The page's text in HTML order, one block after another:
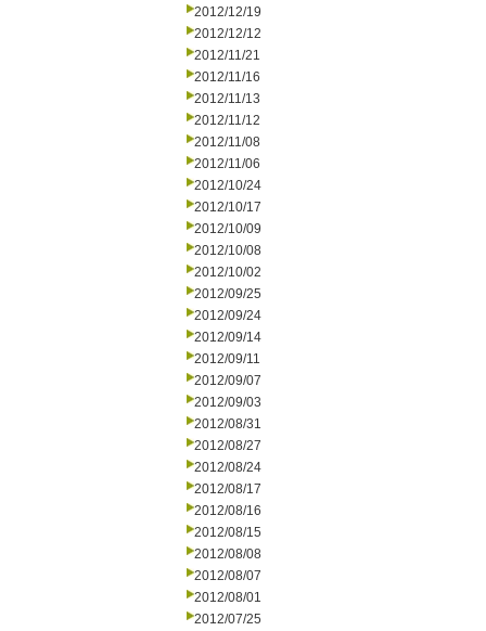
2012/12/19
2012/12/12
2012/11/21
2012/11/16
2012/11/13
2012/11/12
2012/11/08
2012/11/06
2012/10/24
2012/10/17
2012/10/09
2012/10/08
2012/10/02
2012/09/25
2012/09/24
2012/09/14
2012/09/11
2012/09/07
2012/09/03
2012/08/31
2012/08/27
2012/08/24
2012/08/17
2012/08/16
2012/08/15
2012/08/08
2012/08/07
2012/08/01
2012/07/25